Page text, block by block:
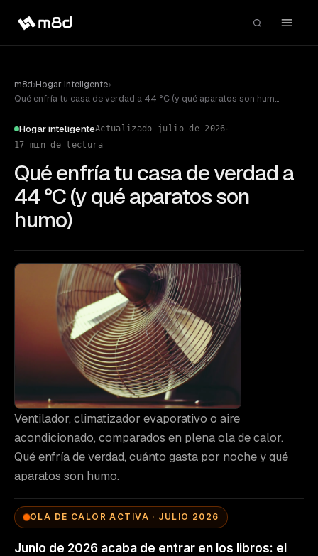
m8d›Hogar inteligente›
Qué enfría tu casa de verdad a 44 °C (y qué aparatos son humo)
Hogar inteligenteActualizado julio de 2026·
17 min de lectura
Qué enfría tu casa de verdad a
44 °C (y qué aparatos son
humo)
Ventilador, climatizador evaporativo o aire
acondicionado, comparados en plena ola de calor.
Qué enfría de verdad, cuánto gasta por noche y qué
aparatos son humo.
OLA DE CALOR ACTIVA · JULIO 2026
Junio de 2026 acaba de entrar en los libros: el